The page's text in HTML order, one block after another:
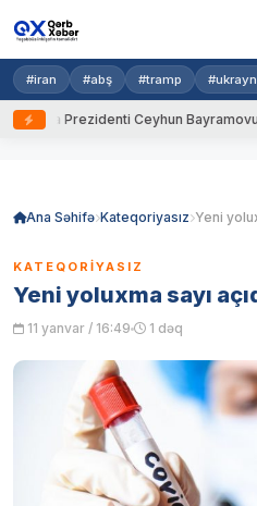
#iran #abş #tramp
Prezidenti Ceyhun Bayramovu
Ana Səhifə Kateqoriyasız Yeni
KATEQORIYASIZ
Yeni yoluxma sayı
11 yanvar / 16:49 1 dəq